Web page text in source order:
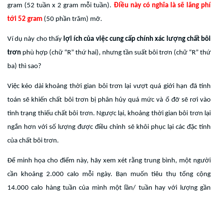
gram (52 ​​tuần x 2 gram mỗi tuần). Điều này có nghĩa là sẽ lãng phí
tới 52 gram (50 phần trăm) mỡ.
Ví dụ này cho thấy lợi ích của việc cung cấp chính xác lượng chất bôi
trơn phù hợp (chữ “R” thứ hai), nhưng tần suất bôi trơn (chữ “R” thứ
ba) thì sao?
Việc kéo dài khoảng thời gian bôi trơn lại vượt quá giới hạn đã tính
toán sẽ khiến chất bôi trơn bị phân hủy quá mức và ổ đỡ sẽ rơi vào
tình trạng thiếu chất bôi trơn. Ngược lại, khoảng thời gian bôi trơn lại
ngắn hơn với số lượng được điều chỉnh sẽ khôi phục lại các đặc tính
của chất bôi trơn.
Để minh họa cho điểm này, hãy xem xét rằng trung bình, một người
cần khoảng 2.000 calo mỗi ngày. Bạn muốn tiêu thụ tổng cộng
14.000 calo hàng tuần của mình một lần/ tuần hay với lượng gần